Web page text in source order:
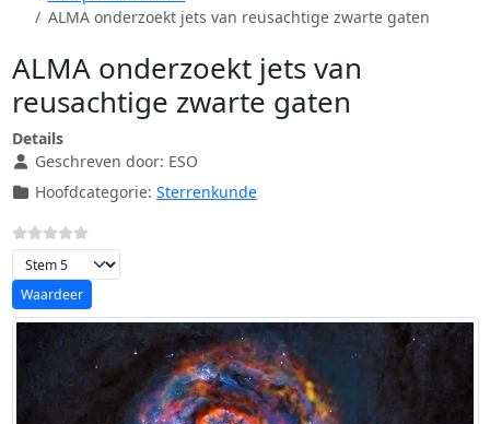
ALMA onderzoekt jets van reusachtige zwarte gaten
ALMA onderzoekt jets van
reusachtige zwarte gaten
Details
Geschreven door: ESO
Hoofdcategorie: Sterrenkunde
Voeg waardering toe